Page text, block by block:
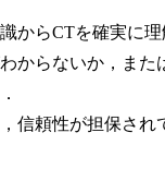
からCTを確実に理
からないか，また
頼性が担保され